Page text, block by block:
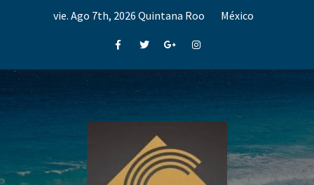
vie. Ago 7th, 2026 Quintana Roo México
FacebookTwitterGoogle+Instagram